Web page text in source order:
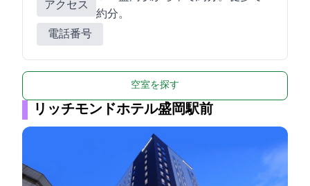
アクセス
約15分。
電話番号
空室を探す
リッチモンドホテル盛岡駅前